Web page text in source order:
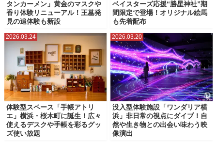
タンカーメン」黄金のマスクや
香り体験リニューアル！王墓発
見の追体験も新設
ベイスターズ応援“勝星神社”期
間限定で登場！オリジナル絵馬
も先着配布
2026.03.24
体験型スペース「手帳アトリ
エ」横浜・桜木町に誕生！広々
使えるデスクや手帳を彩るグッ
ズ使い放題
2026.03.20
没入型体験施設「ワンダリア横
浜」非日常の視点にダイブ！自
然や生き物との出会い味わう映
像演出